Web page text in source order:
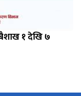
बैशाख १ देखि ७